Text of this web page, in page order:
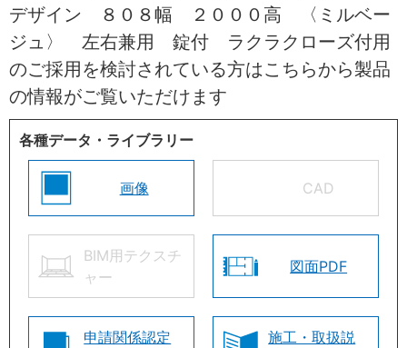
デザイン ８０８幅 ２０００高 〈ミルベー
ジュ〉 左右兼用 錠付 ラクラクローズ付用
のご採用を検討されている方はこちらから製品
の情報がご覧いただけます
各種データ・ライブラリー
画像 CAD
BIM用テクスチ
ャー
図面PDF
申請関係認定
施工・取扱説